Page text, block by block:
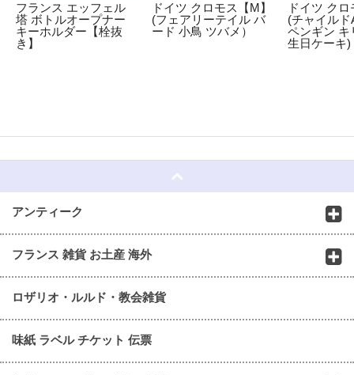
フランス エッフェル
塔 ボトルオープナー
キーホルダー【栓抜
き】
ドイツ クロモス【M】
(フェアリーテイル バ
ード 小鳥 ツバメ）
ドイツ ク
(チャイルド
ペンギン キ
生日ケーキ)
アンティーク
フランス 雑貨 お土産 海外
ロザリオ・ルルド・教会雑貨
味紙 ラベル チケット 伝票